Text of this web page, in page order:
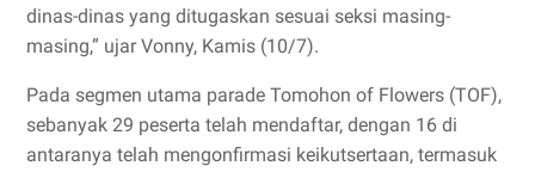
dinas-dinas yang ditugaskan sesuai seksi masing-
masing,” ujar Vonny, Kamis (10/7).
Pada segmen utama parade Tomohon of Flowers (TOF),
sebanyak 29 peserta telah mendaftar, dengan 16 di
antaranya telah mengonfirmasi keikutsertaan, termasuk